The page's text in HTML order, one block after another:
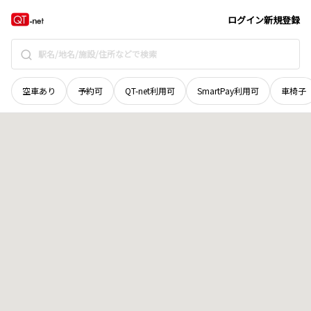
ログイン新規登録
空車あり 予約可 QT-net利用可 SmartPay利用可 車椅子
島根県